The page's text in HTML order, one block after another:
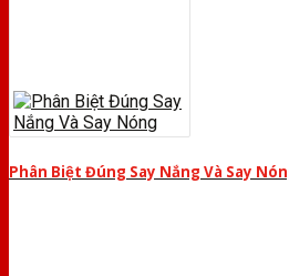
Phân Biệt Đúng Say Nắng Và Say